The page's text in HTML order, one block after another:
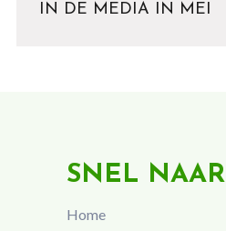
IN DE MEDIA IN MEI
SNEL NAAR
Home